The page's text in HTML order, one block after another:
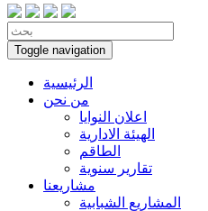
Toggle navigation
الرئيسية
من نحن
اعلان النوايا
الهيئة الادارية
الطاقم
تقارير سنوية
مشاريعنا
المشاريع الشبابية